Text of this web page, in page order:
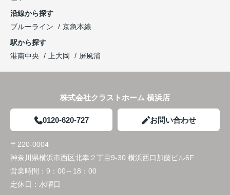
沿線から探す
ブルーライン
京急本線
駅から探す
港南中央
上大岡 屏風浦
株式会社クラストホーム 横浜店
0120-620-727 お問い合わせ
〒220-0004
神奈川県横浜市西区北幸２丁目9-30 横浜西口加藤ビル6F
営業時間： 9：00～18：00
定休日： 水曜日